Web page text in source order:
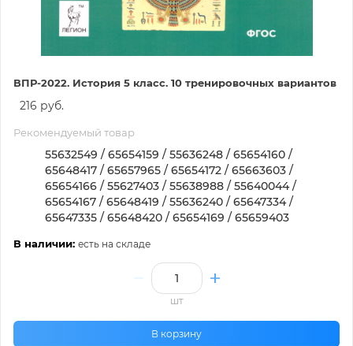
ВПР-2022. История 5 класс. 10 тренировочных вариантов
216 руб.
Рекомендуемый товар
55632549 / 65654159 / 55636248 / 65654160 /
65648417 / 65657965 / 65654172 / 65663603 /
65654166 / 55627403 / 55638988 / 55640044 /
65654167 / 65648419 / 55636240 / 65647334 /
65647335 / 65648420 / 65654169 / 65659403
В наличии: есть на складе
шт
В корзину